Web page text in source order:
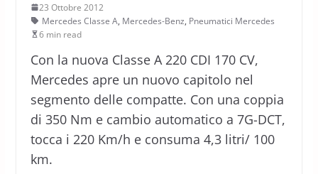
23 Ottobre 2012
Mercedes Classe A, Mercedes-Benz, Pneumatici Mercedes
6 min read
Con la nuova Classe A 220 CDI 170 CV,
Mercedes apre un nuovo capitolo nel
segmento delle compatte. Con una coppia
di 350 Nm e cambio automatico a 7G-DCT,
tocca i 220 Km/h e consuma 4,3 litri/ 100
km.